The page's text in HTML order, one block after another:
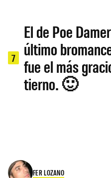
7
El de Poe
último
fue el más
tierno. 🙂
FER LOZANO